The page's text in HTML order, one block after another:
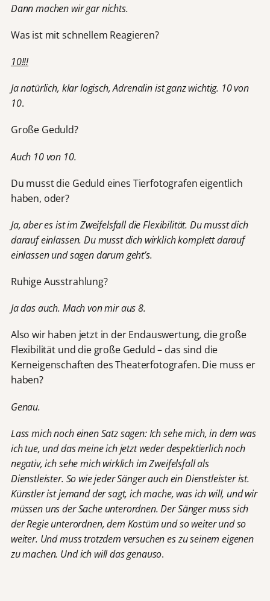
Dann machen wir gar nichts.
Was ist mit schnellem Reagieren?
10!!!
Ja natürlich, klar logisch, Adrenalin ist ganz wichtig. 10 von
10.
Große Geduld?
Auch 10 von 10.
Du musst die Geduld eines Tierfotografen eigentlich
haben, oder?
Ja, aber es ist im Zweifelsfall die Flexibilität. Du musst dich
darauf einlassen. Du musst dich wirklich komplett darauf
einlassen und sagen darum geht’s.
Ruhige Ausstrahlung?
Ja das auch. Mach von mir aus 8.
Also wir haben jetzt in der Endauswertung, die große
Flexibilität und die große Geduld – das sind die
Kerneigenschaften des Theaterfotografen. Die muss er
haben?
Genau.
Lass mich noch einen Satz sagen: Ich sehe mich, in dem was
ich tue, und das meine ich jetzt weder despektierlich noch
negativ, ich sehe mich wirklich im Zweifelsfall als
Dienstleister. So wie jeder Sänger auch ein Dienstleister ist.
Künstler ist jemand der sagt, ich mache, was ich will, und wir
müssen uns der Sache unterordnen. Der Sänger muss sich
der Regie unterordnen, dem Kostüm und so weiter und so
weiter. Und muss trotzdem versuchen es zu seinem eigenen
zu machen. Und ich will das genauso.